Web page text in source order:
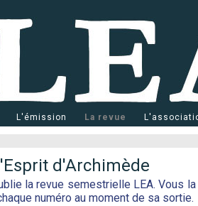
L'émission La revue
d'Archimède
la revue semestrielle LEA. Vous
numéro au moment de sa sortie.